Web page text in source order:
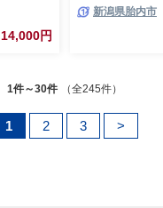
14,000円
新潟県胎内市
1件～30件 （全245件）
1 2 3 >